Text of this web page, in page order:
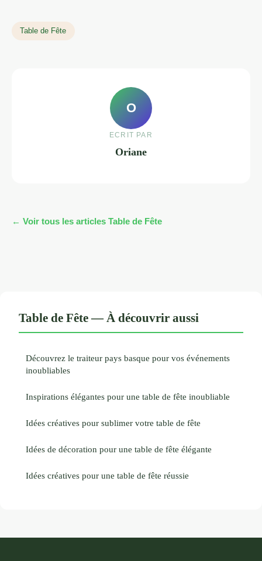
Table de Fête
O
ECRIT PAR
Oriane
← Voir tous les articles Table de Fête
Table de Fête — À découvrir aussi
Découvrez le traiteur pays basque pour vos événements
inoubliables
Inspirations élégantes pour une table de fête inoubliable
Idées créatives pour sublimer votre table de fête
Idées de décoration pour une table de fête élégante
Idées créatives pour une table de fête réussie